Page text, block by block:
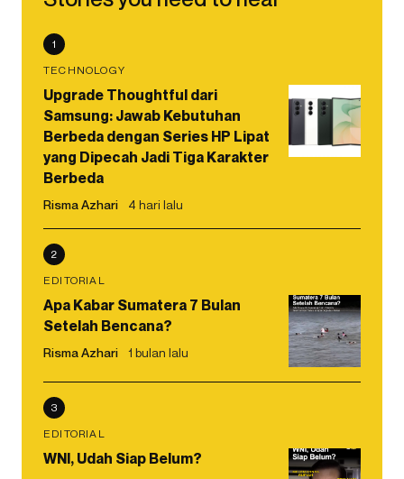
1
TECHNOLOGY
Upgrade Thoughtful dari
Samsung: Jawab Kebutuhan
Berbeda dengan Series HP Lipat
yang Dipecah Jadi Tiga Karakter
Berbeda
Risma Azhari 4 hari lalu
2
EDITORIAL
Apa Kabar Sumatera 7 Bulan
Setelah Bencana?
Risma Azhari 1 bulan lalu
3
EDITORIAL
WNI, Udah Siap Belum?